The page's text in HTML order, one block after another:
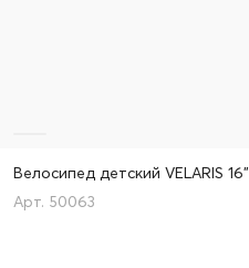
Велосипед детский VELARIS 16"
50063